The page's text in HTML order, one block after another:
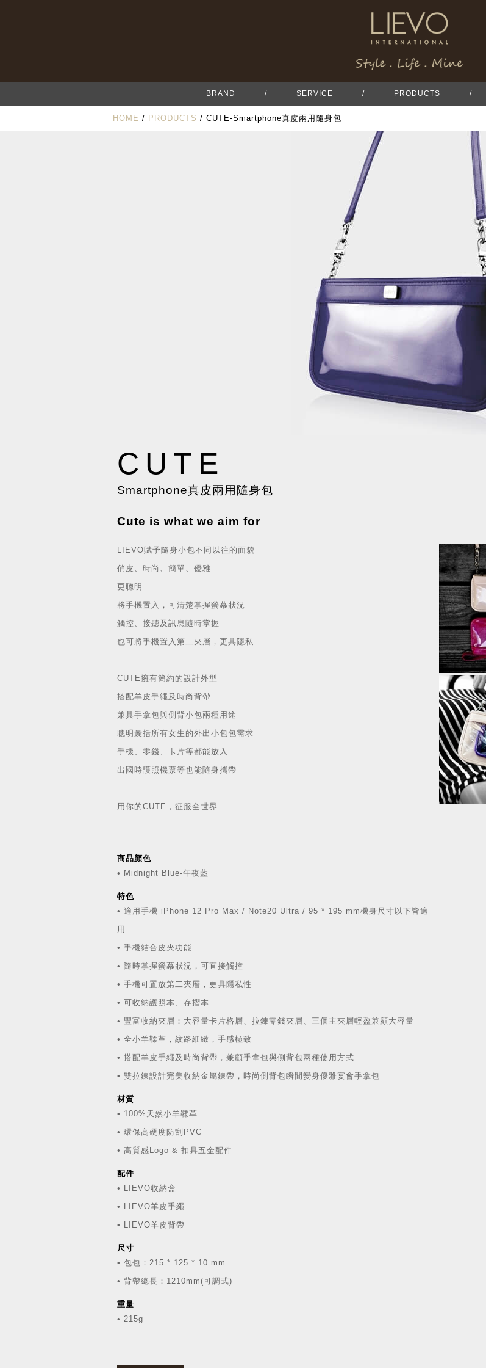
BRAND / SERVICE / PRODUCTS /
HOME / PRODUCTS / CUTE-Smartphone真皮兩用隨身包
CUTE
Smartphone真皮兩用隨身包
Cute is what we aim for
LIEVO賦予隨身小包不同以往的面貌
俏皮、時尚、簡單、優雅
更聰明
將手機置入，可清楚掌握螢幕狀況
觸控、接聽及訊息隨時掌握
也可將手機置入第二夾層，更具隱私
CUTE擁有簡約的設計外型
搭配羊皮手繩及時尚背帶
兼具手拿包與側背小包兩種用途
聰明囊括所有女生的外出小包包需求
手機、零錢、卡片等都能放入
出國時護照機票等也能隨身攜帶
用你的CUTE，征服全世界
商品顏色
• Midnight Blue-午夜藍
特色
• 適用手機 iPhone 12 Pro Max / Note20 Ultra / 95 * 195 mm機身尺寸以下皆適
用
• 手機結合皮夾功能
• 隨時掌握螢幕狀況，可直接觸控
• 手機可置放第二夾層，更具隱私性
• 可收納護照本、存摺本
• 豐富收納夾層：大容量卡片格層、拉鍊零錢夾層、三個主夾層輕盈兼顧大容量
• 全小羊鞣革，紋路細緻，手感極致
• 搭配羊皮手繩及時尚背帶，兼顧手拿包與側背包兩種使用方式
• 雙拉鍊設計完美收納金屬鍊帶，時尚側背包瞬間變身優雅宴會手拿包
材質
• 100%天然小羊鞣革
• 環保高硬度防刮PVC
• 高質感Logo & 扣具五金配件
配件
• LIEVO收納盒
• LIEVO羊皮手繩
• LIEVO羊皮背帶
尺寸
• 包包：215 * 125 * 10 mm
• 背帶總長：1210mm(可調式)
重量
• 215g